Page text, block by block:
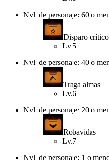
Nvl. de personaje: 60 o
Disparo crítico
Lv.5
Nvl. de personaje: 40 o
Traga almas
Lv.6
Nvl. de personaje: 20 o
Robavidas
Lv.7
Nvl. de personaje: 1 o